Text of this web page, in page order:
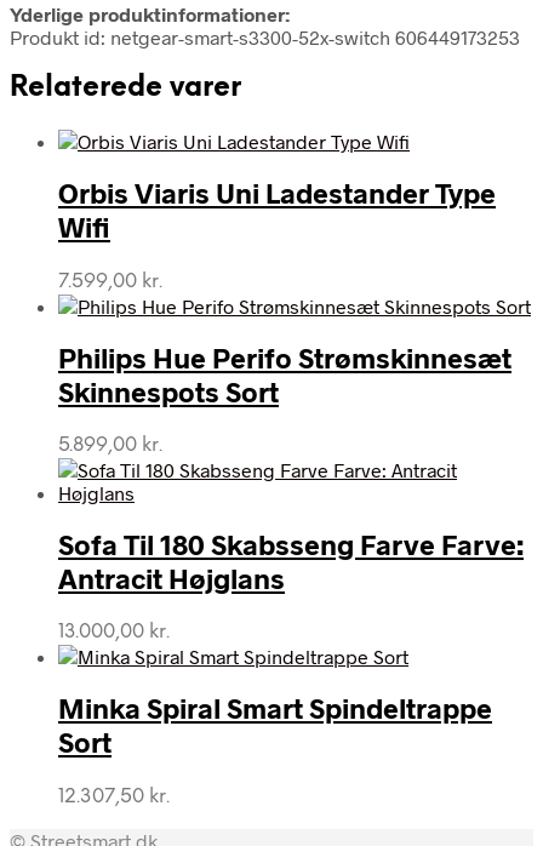
Yderlige produktinformationer:
Produkt id: netgear-smart-s3300-52x-switch 606449173253
Relaterede varer
Orbis Viaris Uni Ladestander Type
Wifi
7.599,00 kr.
Philips Hue Perifo Strømskinnesæt
Skinnespots Sort
5.899,00 kr.
Sofa Til 180 Skabsseng Farve Farve:
Antracit Højglans
13.000,00 kr.
Minka Spiral Smart Spindeltrappe
Sort
12.307,50 kr.
© Streetsmart.dk